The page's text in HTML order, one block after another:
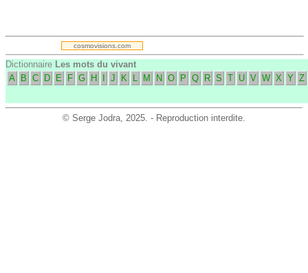
.
cosmovisions.com
Dictionnaire Les mots du vivant
A
B C D E F G H J K L M N O P Q R S T U V W X Y Z
© Serge Jodra, 2025. - Reproduction interdite.